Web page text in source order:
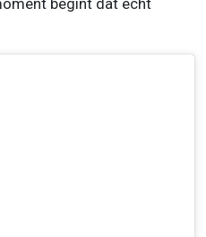
begint dat echt